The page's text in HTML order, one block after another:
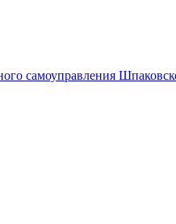
самоуправления